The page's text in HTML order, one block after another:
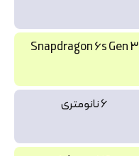
Snapdragon 6s Gen 3
۶ نانومتری